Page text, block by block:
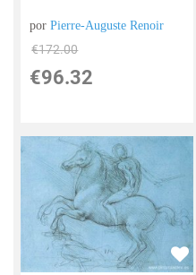
porPierre-Auguste Renoir
€172.00
€96.32